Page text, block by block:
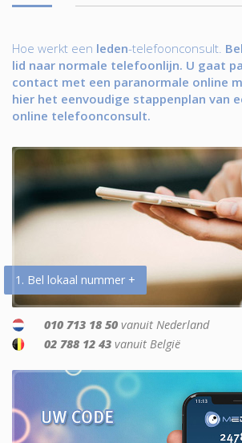
Hoe werkt een leden-telefoonconsult.
lid naar normale telefoonlijn. U gaat
contact met een paranormale online
hier het eenvoudige stappenplan van
online telefoonconsult.
1. Bel lokaal nummer +
010 713 18 50 vanuit Nederland
02 788 12 43 vanuit België